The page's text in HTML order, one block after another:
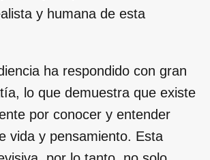
y humana de esta
ha respondido con gran
lo que demuestra que existe
por conocer y entender
vida y pensamiento. Esta